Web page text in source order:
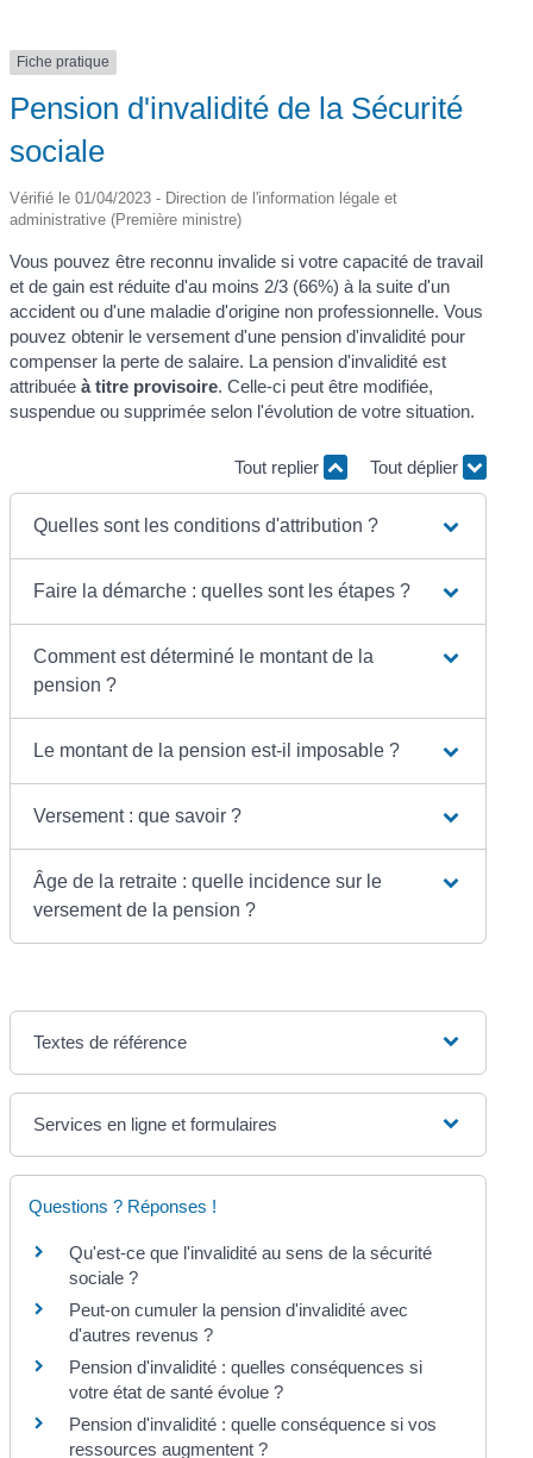
Fiche pratique
Pension d'invalidité de la Sécurité
sociale
Vérifié le 01/04/2023 - Direction de l'information légale et
administrative (Première ministre)
Vous pouvez être reconnu invalide si votre capacité de travail
et de gain est réduite d'au moins 2/3 (66%) à la suite d'un
accident ou d'une maladie d'origine non professionnelle. Vous
pouvez obtenir le versement d'une pension d'invalidité pour
compenser la perte de salaire. La pension d'invalidité est
attribuéeà titre provisoire. Celle-ci peut être modifiée,
suspendue ou supprimée selon l'évolution de votre situation.
Tout replier Tout déplier
Quelles sont les conditions d'attribution ?
Faire la démarche : quelles sont les étapes ?
Comment est déterminé le montant de la
pension ?
Le montant de la pension est-il imposable ?
Versement : que savoir ?
Âge de la retraite : quelle incidence sur le
versement de la pension ?
Textes de référence
Services en ligne et formulaires
Questions ? Réponses !
Qu'est-ce que l'invalidité au sens de la sécurité
sociale ?
Peut-on cumuler la pension d'invalidité avec
d'autres revenus ?
Pension d'invalidité : quelles conséquences si
votre état de santé évolue ?
Pension d'invalidité : quelle conséquence si vos
ressources augmentent ?